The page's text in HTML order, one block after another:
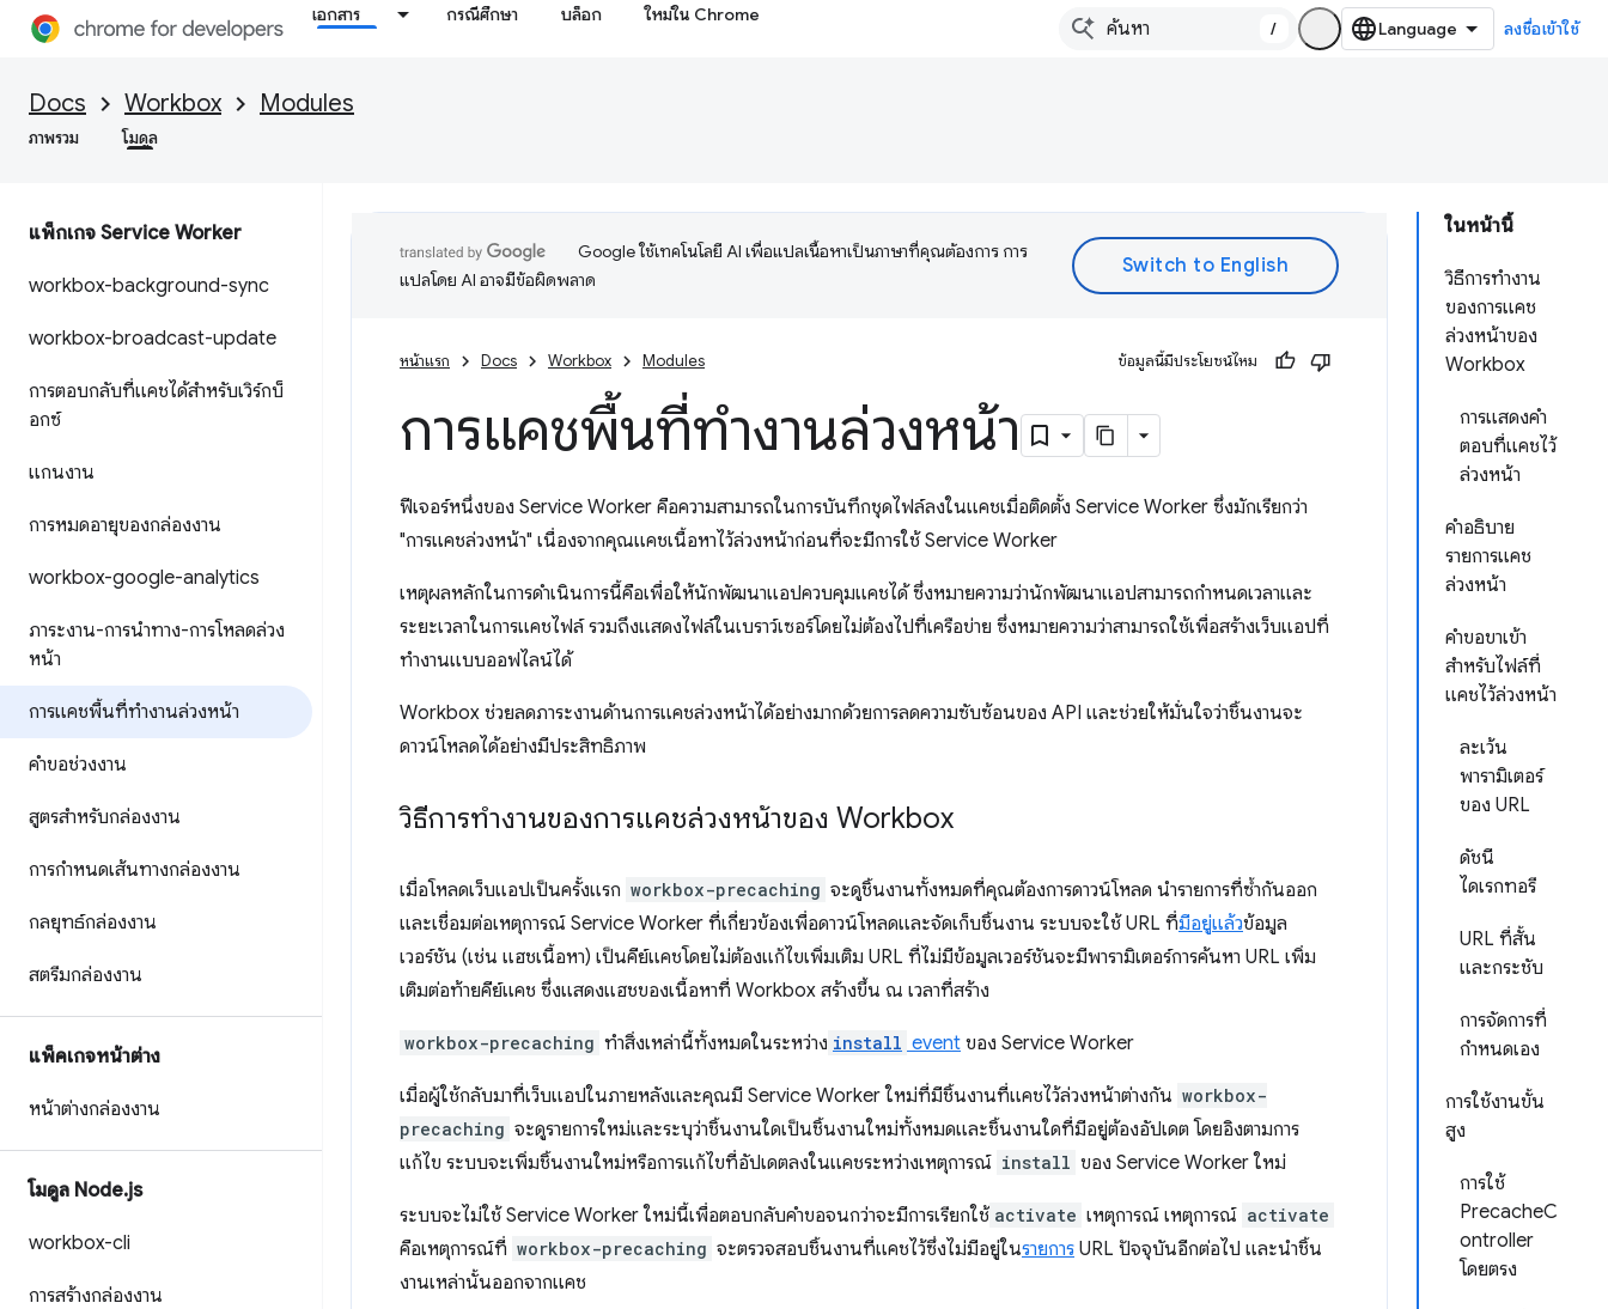
เอกสาร กรณีศึกษา บล็อก ใหม่ใน Chrome
/ ลงชื่อเข้าใช้
Docs Workbox Modules
ภาพรวม โมดูล
แพ็กเกจ Service Worker
workbox-background-sync
workbox-broadcast-update
การตอบกลับที่แคชได้สำหรับเวิร์กบ็
อกซ์
แกนงาน
การหมดอายุของกล่องงาน
workbox-google-analytics
ภาระงาน-การนำทาง-การโหลดล่วง
หน้า
การแคชพื้นที่ทำงานล่วงหน้า
คำขอช่วงงาน
สูตรสำหรับกล่องงาน
การกำหนดเส้นทางกล่องงาน
กลยุทธ์กล่องงาน
สตรีมกล่องงาน
แพ็คเกจหน้าต่าง
หน้าต่างกล่องงาน
โมดูล Node.js
workbox-cli
การสร้างกล่องงาน
ในหน้านี้
วิธีการทำงาน
ของการแคช
ล่วงหน้าของ
Workbox
การแสดงคำ
ตอบที่แคชไว้
ล่วงหน้า
คําอธิบาย
รายการแคช
ล่วงหน้า
คำขอขาเข้า
สำหรับไฟล์ที่
แคชไว้ล่วงหน้า
ละเว้น
พารามิเตอร์
ของ URL
ดัชนี
ไดเรกทอรี
URL ที่สั้น
และกระชับ
การจัดการที่
กำหนดเอง
การใช้งานขั้น
สูง
การใช้
PrecacheC
ontroller
โดยตรง
Google ใช้เทคโนโลยี AI เพื่อแปลเนื้อหาเป็นภาษาที่คุณต้องการ การ
แปลโดย AI อาจมีข้อผิดพลาด
หน้าแรก Docs Workbox Modules ข้อมูลนี้มีประโยชน์ไหม
การแคชพื้นที่ทำงานล่วงหน้า
ฟีเจอร์หนึ่งของ Service Worker คือความสามารถในการบันทึกชุดไฟล์ลงในแคชเมื่อติดตั้ง Service Worker ซึ่งมักเรียกว่า
"การแคชล่วงหน้า" เนื่องจากคุณแคชเนื้อหาไว้ล่วงหน้าก่อนที่จะมีการใช้ Service Worker
เหตุผลหลักในการดำเนินการนี้คือเพื่อให้นักพัฒนาแอปควบคุมแคชได้ ซึ่งหมายความว่านักพัฒนาแอปสามารถกำหนดเวลาและ
ระยะเวลาในการแคชไฟล์ รวมถึงแสดงไฟล์ในเบราว์เซอร์โดยไม่ต้องไปที่เครือข่าย ซึ่งหมายความว่าสามารถใช้เพื่อสร้างเว็บแอปที่
ทำงานแบบออฟไลน์ได้
Workbox ช่วยลดภาระงานด้านการแคชล่วงหน้าได้อย่างมากด้วยการลดความซับซ้อนของ API และช่วยให้มั่นใจว่าชิ้นงานจะ
ดาวน์โหลดได้อย่างมีประสิทธิภาพ
วิธีการทำงานของการแคชล่วงหน้าของ Workbox
เมื่อโหลดเว็บแอปเป็นครั้งแรก workbox-precaching จะดูชิ้นงานทั้งหมดที่คุณต้องการดาวน์โหลด นำรายการที่ซ้ำกันออก
และเชื่อมต่อเหตุการณ์ Service Worker ที่เกี่ยวข้องเพื่อดาวน์โหลดและจัดเก็บชิ้นงาน ระบบจะใช้ URL ที่มีอยู่แล้วข้อมูล
เวอร์ชัน (เช่น แฮชเนื้อหา) เป็นคีย์แคชโดยไม่ต้องแก้ไขเพิ่มเติม URL ที่ไม่มีข้อมูลเวอร์ชันจะมีพารามิเตอร์การค้นหา URL เพิ่ม
เติมต่อท้ายคีย์แคช ซึ่งแสดงแฮชของเนื้อหาที่ Workbox สร้างขึ้น ณ เวลาที่สร้าง
workbox-precaching ทําสิ่งเหล่านี้ทั้งหมดในระหว่าง install event ของ Service Worker
เมื่อผู้ใช้กลับมาที่เว็บแอปในภายหลังและคุณมี Service Worker ใหม่ที่มีชิ้นงานที่แคชไว้ล่วงหน้าต่างกัน workbox-
precaching จะดูรายการใหม่และระบุว่าชิ้นงานใดเป็นชิ้นงานใหม่ทั้งหมดและชิ้นงานใดที่มีอยู่ต้องอัปเดต โดยอิงตามการ
แก้ไข ระบบจะเพิ่มชิ้นงานใหม่หรือการแก้ไขที่อัปเดตลงในแคชระหว่างเหตุการณ์ install ของ Service Worker ใหม่
ระบบจะไม่ใช้ Service Worker ใหม่นี้เพื่อตอบกลับคำขอจนกว่าจะมีการเรียกใช้ activate เหตุการณ์ เหตุการณ์ activate
คือเหตุการณ์ที่ workbox-precaching จะตรวจสอบชิ้นงานที่แคชไว้ซึ่งไม่มีอยู่ในรายการ URL ปัจจุบันอีกต่อไป และนำชิ้น
งานเหล่านั้นออกจากแคช